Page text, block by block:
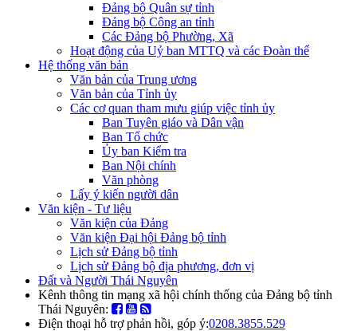
Đảng bộ Quân sự tỉnh
Đảng bộ Công an tỉnh
Các Đảng bộ Phường, Xã
Hoạt động của Uỷ ban MTTQ và các Đoàn thể
Hệ thống văn bản
Văn bản của Trung ương
Văn bản của Tỉnh ủy
Các cơ quan tham mưu giúp việc tỉnh ủy
Ban Tuyên giáo và Dân vận
Ban Tổ chức
Ủy ban Kiểm tra
Ban Nội chính
Văn phòng
Lấy ý kiến người dân
Văn kiện - Tư liệu
Văn kiện của Đảng
Văn kiện Đại hội Đảng bộ tỉnh
Lịch sử Đảng bộ tỉnh
Lịch sử Đảng bộ địa phương, đơn vị
Đất và Người Thái Nguyên
Kênh thông tin mạng xã hội chính thống của Đảng bộ tỉnh
Thái Nguyên:
Điện thoại hỗ trợ phản hồi, góp ý:0208.3855.529